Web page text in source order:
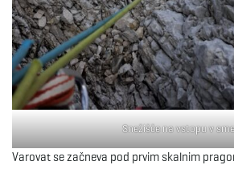
Snežišče na vstopu v
Varovat se začneva pod prvim skalnim